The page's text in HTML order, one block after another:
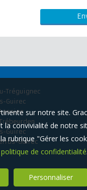
Tréguignec
Guirec
Guirec
Guirec
sur notre site.
convivialité de notre
"Gérer les
de confidentialité
Personnaliser